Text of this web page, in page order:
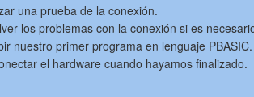
una prueba de la conexión.
los problemas con la conexión si es
nuestro primer programa en lenguaje PBASIC.
el hardware cuando hayamos finalizado.